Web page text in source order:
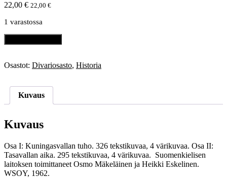
22,00 € 22,00 €
1 varastossa
Aubry,
Octave:
suuri
määrä
Osastot: Divariosasto, Historia
Kuvaus
Kuvaus
Osa I: Kuningasvallan tuho. 326 tekstikuvaa, 4 värikuvaa. Osa II:
Tasavallan aika. 295 tekstikuvaa, 4 värikuvaa. Suomenkielisen
laitoksen toimittaneet Osmo Mäkeläinen ja Heikki Eskelinen.
WSOY, 1962.